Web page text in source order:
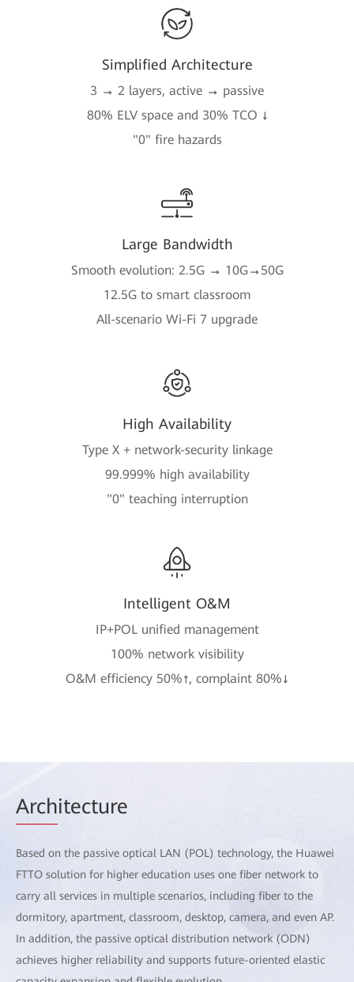
Simplified Architecture
3 → 2 layers, active → passive
80% ELV space and 30% TCO ↓
"0" fire hazards
Large Bandwidth
Smooth evolution: 2.5G → 10G→50G
12.5G to smart classroom
All-scenario Wi-Fi 7 upgrade
High Availability
Type X + network-security linkage
99.999% high availability
"0" teaching interruption
Intelligent O&M
IP+POL unified management
100% network visibility
O&M efficiency 50%↑, complaint 80%↓
Architecture
Based on the passive optical LAN (POL) technology, the Huawei
FTTO solution for higher education uses one fiber network to
carry all services in multiple scenarios, including fiber to the
dormitory, apartment, classroom, desktop, camera, and even AP.
In addition, the passive optical distribution network (ODN)
achieves higher reliability and supports future-oriented elastic